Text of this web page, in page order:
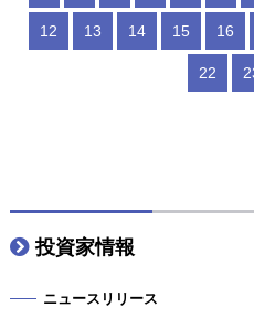
12 13 14 15 16
22
投資家情報
ニュースリリース